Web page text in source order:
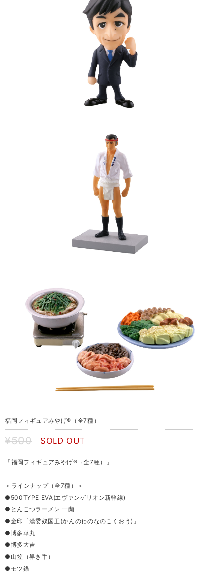
福岡フィギュアみやげ®️（全7種）
¥500 SOLD OUT
「福岡フィギュアみやげ®️（全7種）」
＜ラインナップ（全7種）＞
●500TYPE EVA(エヴァンゲリオン新幹線)
●とんこつラーメン 一蘭
●金印「漢委奴国王(かんのわのなのこくおう)」
●博多華丸
●博多大吉
●山笠（舁き手）
●モツ鍋